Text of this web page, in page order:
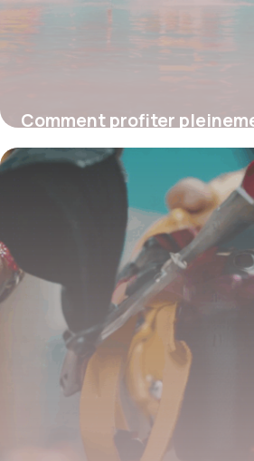
Comment profiter
promo Plopsaqua pour vos
parc aquatique